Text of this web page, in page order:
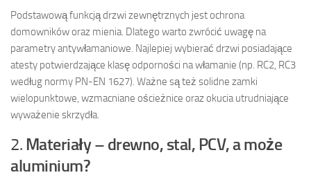
Podstawową funkcją drzwi zewnętrznych jest ochrona
domowników oraz mienia. Dlatego warto zwrócić uwagę na
parametry antywłamaniowe. Najlepiej wybierać drzwi posiadające
atesty potwierdzające klasę odporności na włamanie (np. RC2, RC3
według normy PN-EN 1627). Ważne są też solidne zamki
wielopunktowe, wzmacniane ościeżnice oraz okucia utrudniające
wyważenie skrzydła.
2. Materiały – drewno, stal, PCV, a może
aluminium?